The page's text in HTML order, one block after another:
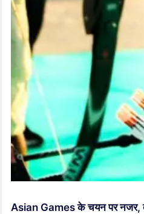
Asian Games के चयन पर नजर,